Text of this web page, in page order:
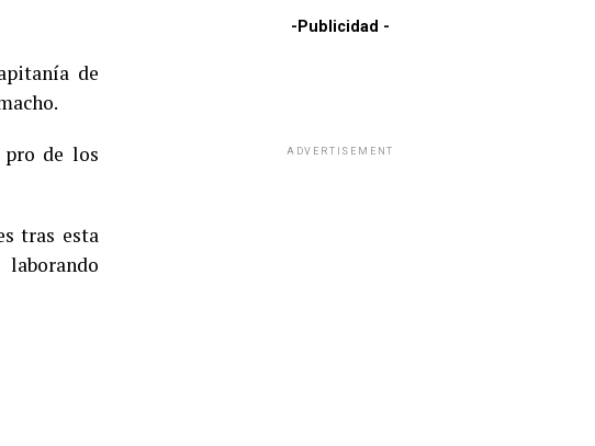
de
de los
tras esta
-Publicidad -
ADVERTISEMENT